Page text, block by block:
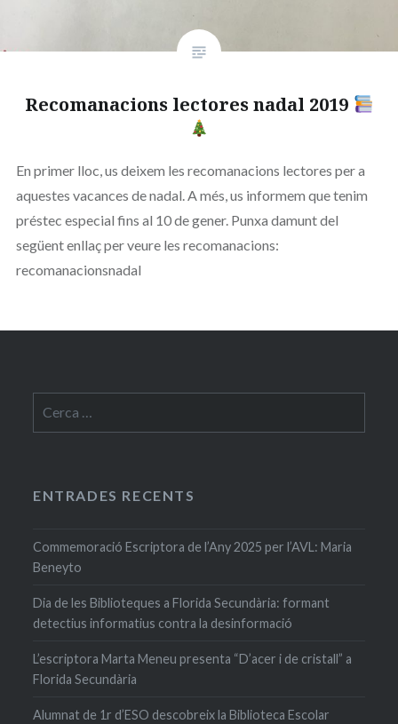
Recomanacions lectores nadal 2019
En primer lloc, us deixem les recomanacions lectores per a
aquestes vacances de nadal. A més, us informem que tenim
préstec especial fins al 10 de gener. Punxa damunt del
següent enllaç per veure les recomanacions:
recomanacionsnadal
ENTRADES RECENTS
Commemoració Escriptora de l’Any 2025 per l’AVL: Maria
Beneyto
Dia de les Biblioteques a Florida Secundària: formant
detectius informatius contra la desinformació
L’escriptora Marta Meneu presenta “D’acer i de cristall” a
Florida Secundària
Alumnat de 1r d’ESO descobreix la Biblioteca Escolar